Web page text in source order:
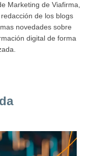
Marketing de Viafirma,
de los blogs
novedades sobre
digital de forma